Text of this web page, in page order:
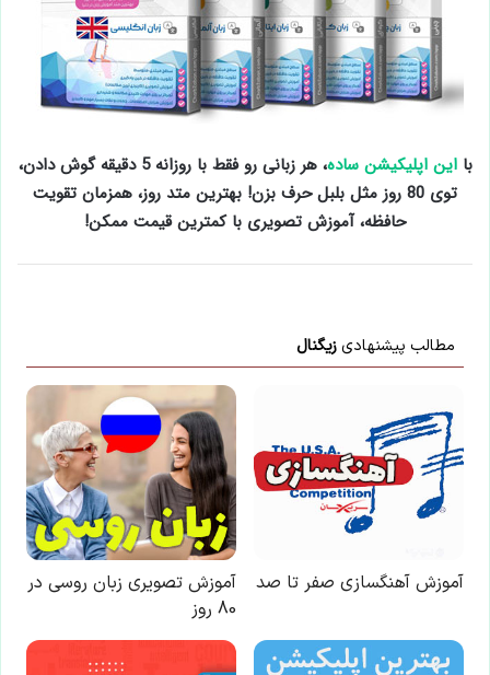
بااین اپلیکیشن ساده
، هر زبانی رو فقط با روزانه 5 دقیقه گوش دادن،
توی 80 روز مثل بلبل حرف بزن! بهترین متد روز، همزمان تقویت
حافظه، آموزش تصویری با کمترین قیمت ممکن!